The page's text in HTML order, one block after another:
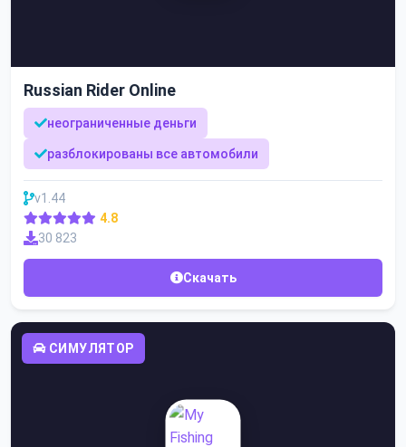
Russian Rider Online
неограниченные деньги
разблокированы все автомобили
v1.44
4.8
30 823
Скачать
СИМУЛЯТОР